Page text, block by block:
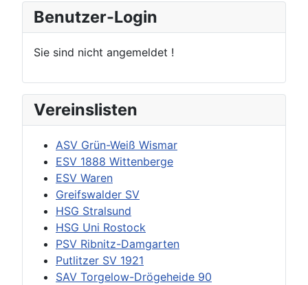
Benutzer-Login
Sie sind nicht angemeldet !
Vereinslisten
ASV Grün-Weiß Wismar
ESV 1888 Wittenberge
ESV Waren
Greifswalder SV
HSG Stralsund
HSG Uni Rostock
PSV Ribnitz-Damgarten
Putlitzer SV 1921
SAV Torgelow-Drögeheide 90